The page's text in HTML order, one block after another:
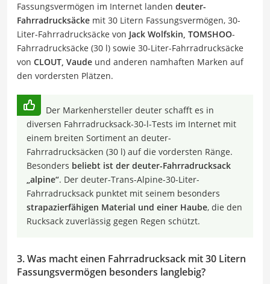
Fassungsvermögen im Internet landen deuter-
Fahrradrucksäcke mit 30 Litern Fassungsvermögen, 30-
Liter-Fahrradrucksäcke von Jack Wolfskin, TOMSHOO-
Fahrradrucksäcke (30 l) sowie 30-Liter-Fahrradrucksäcke
von CLOUT, Vaude und anderen namhaften Marken auf
den vordersten Plätzen.
Der Markenhersteller deuter schafft es in
diversen Fahrradrucksack-30-l-Tests im Internet mit
einem breiten Sortiment an deuter-
Fahrradrucksäcken (30 l) auf die vordersten Ränge.
Besonders beliebt ist der deuter-Fahrradrucksack
„alpine“. Der deuter-Trans-Alpine-30-Liter-
Fahrradrucksack punktet mit seinem besonders
strapazierfähigen Material und einer Haube, die den
Rucksack zuverlässig gegen Regen schützt.
3. Was macht einen Fahrradrucksack mit 30 Litern
Fassungsvermögen besonders langlebig?